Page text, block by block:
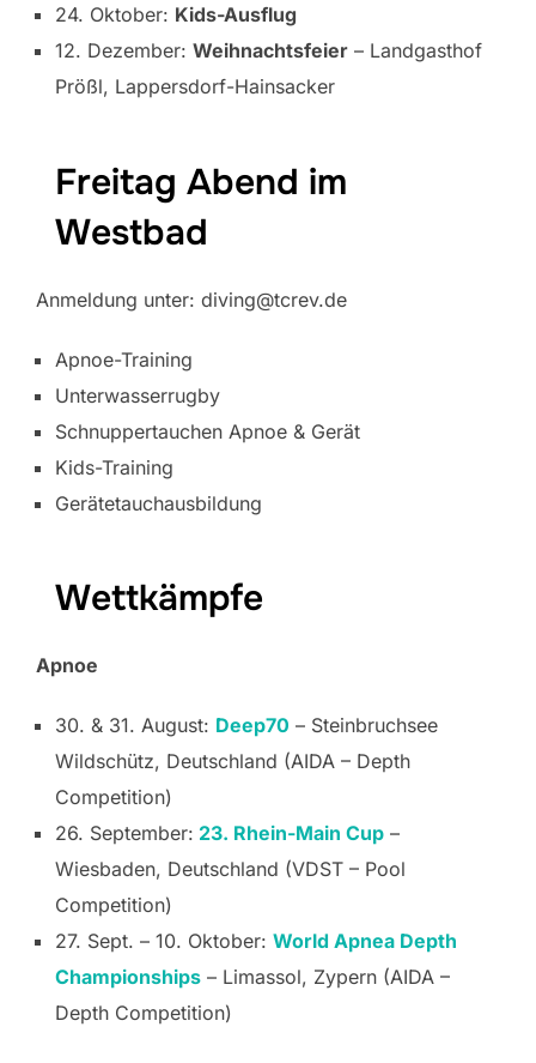
24. Oktober: Kids-Ausflug
12. Dezember: Weihnachtsfeier – Landgasthof
Prößl, Lappersdorf-Hainsacker
Freitag Abend im
Westbad
Anmeldung unter: diving@tcrev.de
Apnoe-Training
Unterwasserrugby
Schnuppertauchen Apnoe & Gerät
Kids-Training
Gerätetauchausbildung
Wettkämpfe
Apnoe
30. & 31. August: Deep70 – Steinbruchsee
Wildschütz, Deutschland (AIDA – Depth
Competition)
26. September: 23. Rhein-Main Cup –
Wiesbaden, Deutschland (VDST – Pool
Competition)
27. Sept. – 10. Oktober: World Apnea Depth
Championships – Limassol, Zypern (AIDA –
Depth Competition)